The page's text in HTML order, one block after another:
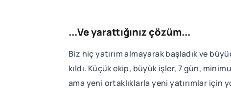
...Ve yarattığınız çözüm...
Biz hiç yatırım almayarak başladık ve
kıldı. Küçük ekip, büyük işler, 7 gün,
ama yeni ortaklıklarla yeni yatırımlar için